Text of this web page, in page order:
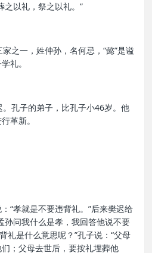
之以礼，祭之以礼。”
之一，姓仲孙，名何忌，“懿”是谥
礼。
孔子的弟子，比孔子小46岁。他
革新。
“孝就是不要违背礼。”后来樊迟给
孙问我什么是孝，我回答他说不要
礼是什么意思呢？”孔子说：“父母
；父母去世后，要按礼埋葬他